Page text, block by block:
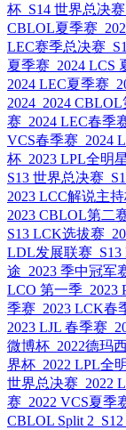
杯 S14 世界总决赛
CBLOL夏季赛
LEC赛季总决赛
夏季赛 2024 LCS
2024 LEC夏季赛
2024 2024
赛 2024 LEC春季
VCS春季赛 2024
杯 2023 LPL全明
S13 世界总决赛
2023 LCC解说主
2023 CBLOL第二
S13 LCK选拔赛
LDL发展联赛
途 2023 季中冠军
LCO 第一季 2023
季赛 2023 LCK春
2023 LJL 春季赛
微博杯 2022德玛
界杯 2022 LPL全
世界总决赛 2022
赛 2022 VCS夏季
CBLOL Split 2